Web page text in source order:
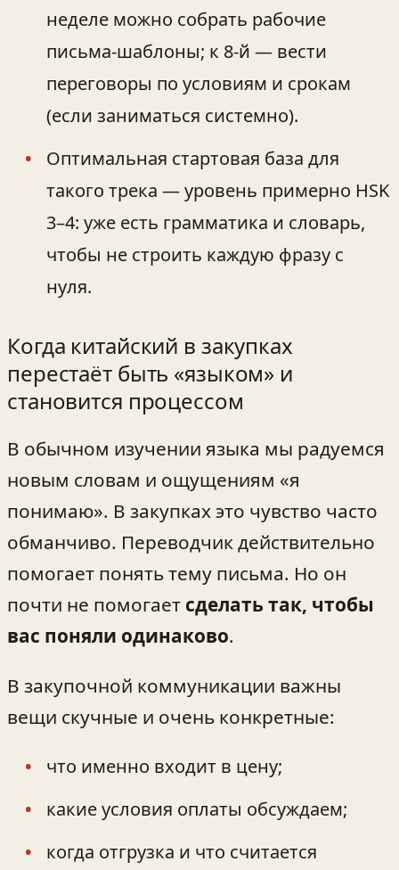
неделе можно собрать рабочие
письма‑шаблоны; к 8-й — вести
переговоры по условиям и срокам
(если заниматься системно).
Оптимальная стартовая база для
такого трека — уровень примерно HSK
3–4: уже есть грамматика и словарь,
чтобы не строить каждую фразу с
нуля.
Когда китайский в закупках
перестаёт быть «языком» и
становится процессом
В обычном изучении языка мы радуемся
новым словам и ощущениям «я
понимаю». В закупках это чувство часто
обманчиво. Переводчик действительно
помогает понять тему письма. Но он
почти не помогает сделать так, чтобы
вас поняли одинаково.
В закупочной коммуникации важны
вещи скучные и очень конкретные:
что именно входит в цену;
какие условия оплаты обсуждаем;
когда отгрузка и что считается